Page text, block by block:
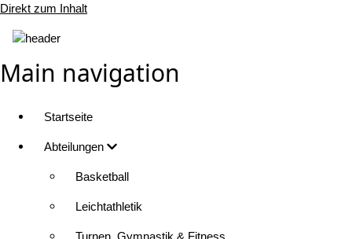
Direkt zum Inhalt
Main navigation
Startseite
Abteilungen
Basketball
Leichtathletik